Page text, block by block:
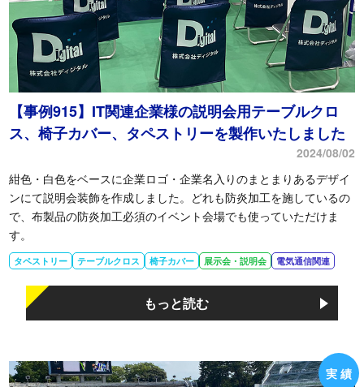
【事例915】IT関連企業様の説明会用テーブルクロ
ス、椅子カバー、タペストリーを製作いたしました
2024/08/02
紺色・白色をベースに企業ロゴ・企業名入りのまとまりあるデザイ
ンにて説明会装飾を作成しました。どれも防炎加工を施しているの
で、布製品の防炎加工必須のイベント会場でも使っていただけま
す。
タペストリー テーブルクロス 椅子カバー 展示会・説明会 電気通信関連
もっと読む